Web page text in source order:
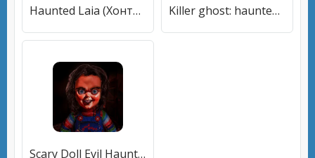
Haunted Laia (Хонтед Лаия) [МОД Бесконечные монеты] APK Android Killer ghost: haunted game 3d [МОД Много денег] APK Android
Scary Doll Evil Haunted House (Скари Долл Злой Обитель Духов) [МОД Premium] APK Android